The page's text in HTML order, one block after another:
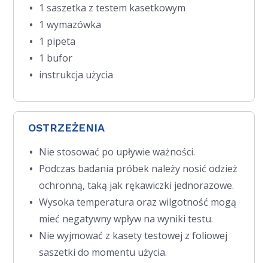
1 saszetka z testem kasetkowym
1 wymazówka
1 pipeta
1 bufor
instrukcja użycia
OSTRZEŻENIA
Nie stosować po upływie ważności.
Podczas badania próbek należy nosić odzież
ochronną, taką jak rękawiczki jednorazowe.
Wysoka temperatura oraz wilgotność mogą
mieć negatywny wpływ na wyniki testu.
Nie wyjmować z kasety testowej z foliowej
saszetki do momentu użycia.